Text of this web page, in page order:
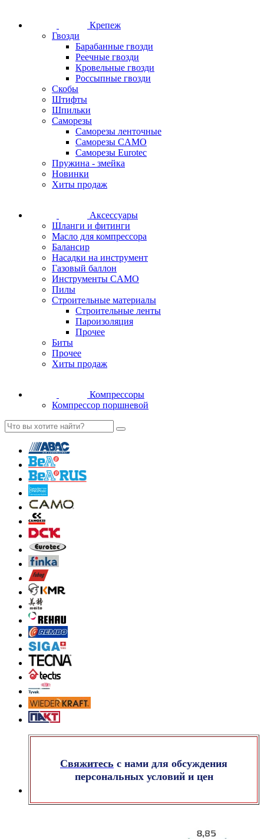
Крепеж
Гвозди
Барабанные гвозди
Реечные гвозди
Кровельные гвозди
Россыпные гвозди
Скобы
Штифты
Шпильки
Саморезы
Саморезы ленточные
Саморезы CAMO
Саморезы Eurotec
Пружина - змейка
Новинки
Хиты продаж
Аксессуары
Шланги и фитинги
Масло для компрессора
Балансир
Насадки на инструмент
Газовый баллон
Инструменты CAMO
Пилы
Строительные материалы
Строительные ленты
Пароизоляция
Прочее
Биты
Прочее
Хиты продаж
Компрессоры
Компрессор поршневой
Свяжитесь с нами для обсуждения
персональных условий и цен